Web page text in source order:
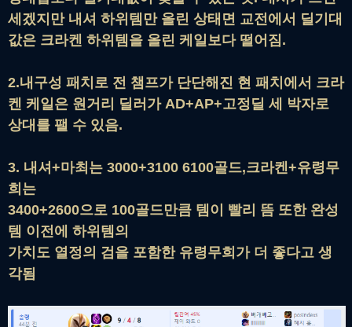
세겠지만 내셔 하위템만 올린 상태면 교전에서 딜기대
값은 크라켄 하위템을 올린 케일보다 떨어짐.
2.내구성 패치로 전 챔프가 단단해진 현 패치에서 크라
켄 케일은 원거리 딜러가 AD+AP+고정딜 세 박자로
상대를 팰 수 있음.
3. 내셔+마최는 3000+3100 6100골드,크라켄+유령무
희는
3400+2600으로 100골드만큼 템이 빨리 뜸 또한 완성
템 이전에 하위템의
가치도 열정의 검을 포함한 유령무희가 더 좋다고 생
각됨